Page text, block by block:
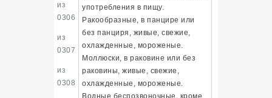
из
0306
из
0307
из
0308
употребления в пищу.
Ракообразные, в панцире или
без панциря, живые, свежие,
охлажденные, мороженые.
Моллюски, в раковине или без
раковины, живые, свежие,
охлажденные, мороженые.
Водные беспозвоночные, кроме